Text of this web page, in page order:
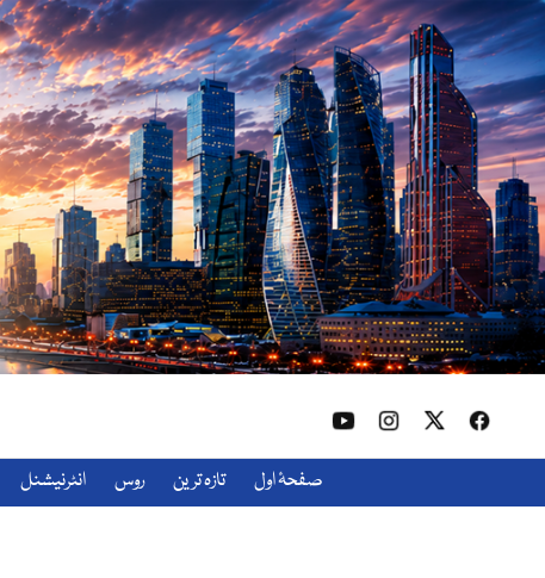
صفحۂ اول تازہ ترین روس انٹرنیشنل